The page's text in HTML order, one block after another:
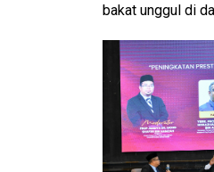
bakat unggul di